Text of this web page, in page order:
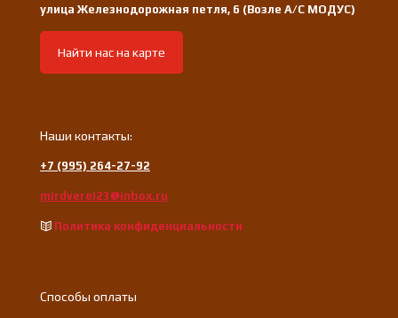
улица Железнодорожная петля, 6 (Возле А/С МОДУС)
Найти нас на карте
Наши контакты:
+7 (995) 264-27-92
mirdverei23@inbox.ru
Политика конфиденциальности
Способы оплаты